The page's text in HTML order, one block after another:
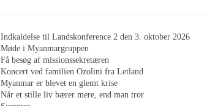
Indkaldelse til Landskonference 2 den 3. oktober 2026
Møde i Myanmargruppen
Få besøg af missionssekretæren
Koncert ved familien Ozolini fra Letland
Myanmar er blevet en glemt krise
Når et stille liv bærer mere, end man tror